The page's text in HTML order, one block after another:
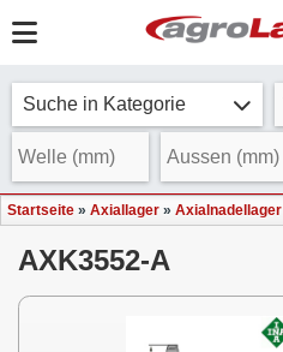
Suche in Kategorie
Startseite » Axiallager » Axialnadellager
AXK3552-A